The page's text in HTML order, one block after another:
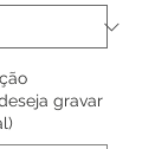
gravar